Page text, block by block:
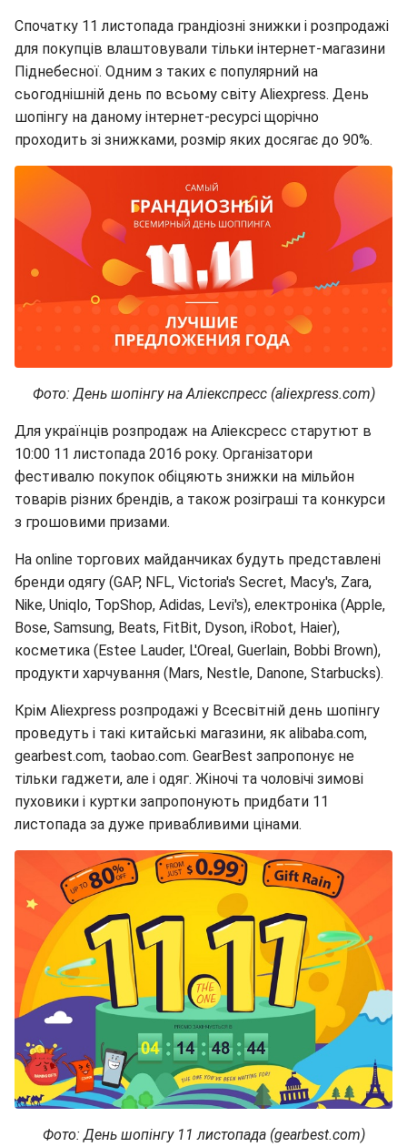
Спочатку 11 листопада грандіозні знижки і розпродажі
для покупців влаштовували тільки інтернет-магазини
Піднебесної. Одним з таких є популярний на
сьогоднішній день по всьому світу Aliexpress. День
шопінгу на даному інтернет-ресурсі щорічно
проходить зі знижками, розмір яких досягає до 90%.
Фото: День шопінгу на Аліекспресс (aliexpress.com)
Для українців розпродаж на Аліексресс старутют в
10:00 11 листопада 2016 року. Організатори
фестивалю покупок обіцяють знижки на мільйон
товарів різних брендів, а також розіграші та конкурси
з грошовими призами.
На online торгових майданчиках будуть представлені
бренди одягу (GAP, NFL, Victoria's Secret, Macy's, Zara,
Nike, Uniqlo, TopShop, Adidas, Levi's), електроніка (Apple,
Bose, Samsung, Beats, FitBit, Dyson, iRobot, Haier),
косметика (Estee Lauder, L'Oreal, Guerlain, Bobbi Brown),
продукти харчування (Mars, Nestle, Danone, Starbucks).
Крім Aliexpress розпродажі у Всесвітній день шопінгу
проведуть і такі китайські магазини, як alibaba.com,
gearbest.com, taobao.com. GearBest запропонує не
тільки гаджети, але і одяг. Жіночі та чоловічі зимові
пуховики і куртки запропонують придбати 11
листопада за дуже привабливими цінами.
Фото: День шопінгу 11 листопада (gearbest.com)